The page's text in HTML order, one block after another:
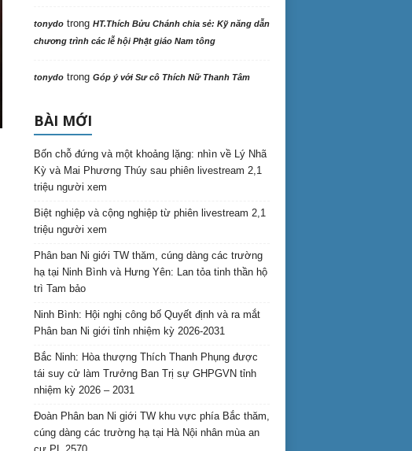
tonydotrong HT.Thích Bửu Chánh chia sẻ: Kỹ năng dẫn
chương trình các lễ hội Phật giáo Nam tông
tonydotrong Góp ý với Sư cô Thích Nữ Thanh Tâm
BÀI MỚI
Bốn chỗ đứng và một khoảng lặng: nhìn về Lý Nhã
Kỳ và Mai Phương Thúy sau phiên livestream 2,1
triệu người xem
Biệt nghiệp và cộng nghiệp từ phiên livestream 2,1
triệu người xem
Phân ban Ni giới TW thăm, cúng dàng các trường
hạ tại Ninh Bình và Hưng Yên: Lan tỏa tinh thần hộ
trì Tam bảo
Ninh Bình: Hội nghị công bố Quyết định và ra mắt
Phân ban Ni giới tỉnh nhiệm kỳ 2026-2031
Bắc Ninh: Hòa thượng Thích Thanh Phụng được
tái suy cử làm Trưởng Ban Trị sự GHPGVN tỉnh
nhiệm kỳ 2026 – 2031
Đoàn Phân ban Ni giới TW khu vực phía Bắc thăm,
cúng dàng các trường hạ tại Hà Nội nhân mùa an